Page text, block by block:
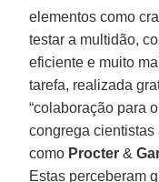
elementos como
testar a multidão,
eficiente e muito
tarefa, realizada
“colaboração para
congrega cientistas
como Procter &
Estas perceberam